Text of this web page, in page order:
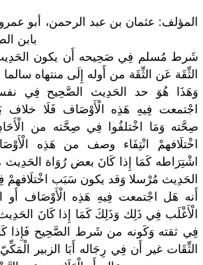
المؤلف: عثمان بن عبد الرحمن، أبو
بابن
شَرط مُسلم فِي صَحِيحه أَن يكون
الثِّقَة عَن الثِّقَة من أَوله إِلَى منتهاه
وَهَذَا هُوَ حد الحَدِيث الصَّحِيح فِي
اجْتمعت فِيهِ هَذِه الْأَوْصَاف فَلَا خلاف
صِحَّته وَمَا اخْتلفُوا فِي صِحَّته من
اخْتلَافهم ْ انْتِفَاء وصف من هَذِه الْأَوْصَا
اشْتِرَاطه كَمَا إِذا كَانَ بعض رُوَاة الحَدِيث
الحَدِيث مُرْسلا وَقد يكون سَبَب اخْتلَافهم
أَنه هَل اجْتمعت فِيهِ هَذِه الْأَوْصَاف أَو
الْأَغْلَب فِي ذَلِك وَذَلِكَ كَمَا إِذا كَانَ
فِي ثقته وَكَونه من شَرط الصَّحِيح فَإِذا
الثِّقَات غير أَن فِي رِجَاله أَبَا الزبير الْمَكِّيّ